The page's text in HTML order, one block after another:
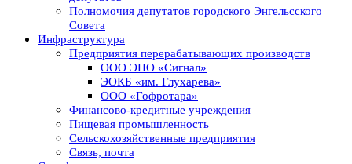
Полномочия депутатов городского Энгельсского
Совета
Инфраструктура
Предприятия перерабатывающих производств
ООО ЭПО «Сигнал»
ЭОКБ «им. Глухарева»
ООО «Гофротара»
Финансово-кредитные учреждения
Пищевая промышленность
Сельскохозяйственные предприятия
Связь, почта